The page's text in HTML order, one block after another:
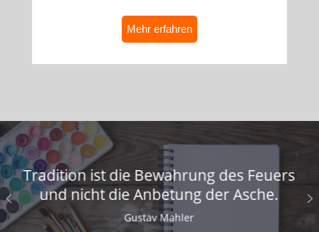
Mehr erfahren
Tradition ist die Bewahrung des Feuers
und nicht die Anbetung der Asche.
Gustav Mahler